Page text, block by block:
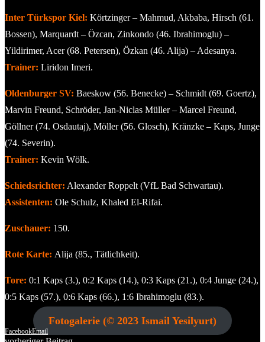
Inter Türkspor Kiel: Körtzinger – Mahmud, Akbaba, Hirsch (61.
Bossen), Marquardt – Özcan, Zinkondo (46. Ibrahimoglu) –
Yildirimer, Acer (68. Petersen), Özkan (46. Alija) – Adesanya.
Trainer: Liridon Imeri.
Oldenburger SV: Baeskow (56. Benecke) – Schmidt (69. Goertz),
Marvin Freund, Schröder, Jan-Niclas Müller – Marcel Freund,
Göllner (74. Osdautaj), Möller (56. Glosch), Kränzke – Kaps, Junge
(74. Severin).
Trainer: Kevin Wölk.
Schiedsrichter: Alexander Roppelt (VfL Bad Schwartau).
Assistenten: Ole Schulz, Khaled El-Rifai.
Zuschauer: 150.
Rote Karte: Alija (85., Tätlichkeit).
Tore: 0:1 Kaps (3.), 0:2 Kaps (14.), 0:3 Kaps (21.), 0:4 Junge (24.),
0:5 Kaps (57.), 0:6 Kaps (66.), 1:6 Ibrahimoglu (83.).
Fotogalerie (© 2023 Ismail Yesilyurt)
FacebookEmail